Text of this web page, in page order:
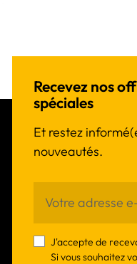
Recevez nos
spéciales
Et restez
nouveautés.
J'accepte de
Si vous souhaitez